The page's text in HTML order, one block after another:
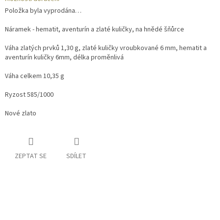
Položka byla vyprodána…
Náramek - hematit, aventurín a zlaté kuličky, na hnědé šňůrce
Váha zlatých prvků 1,30 g, zlaté kuličky vroubkované 6 mm, hematit a
aventurín kuličky 6mm, délka proměnlivá
Váha celkem 10,35 g
Ryzost 585/1000
Nové zlato
ZEPTAT SE SDÍLET